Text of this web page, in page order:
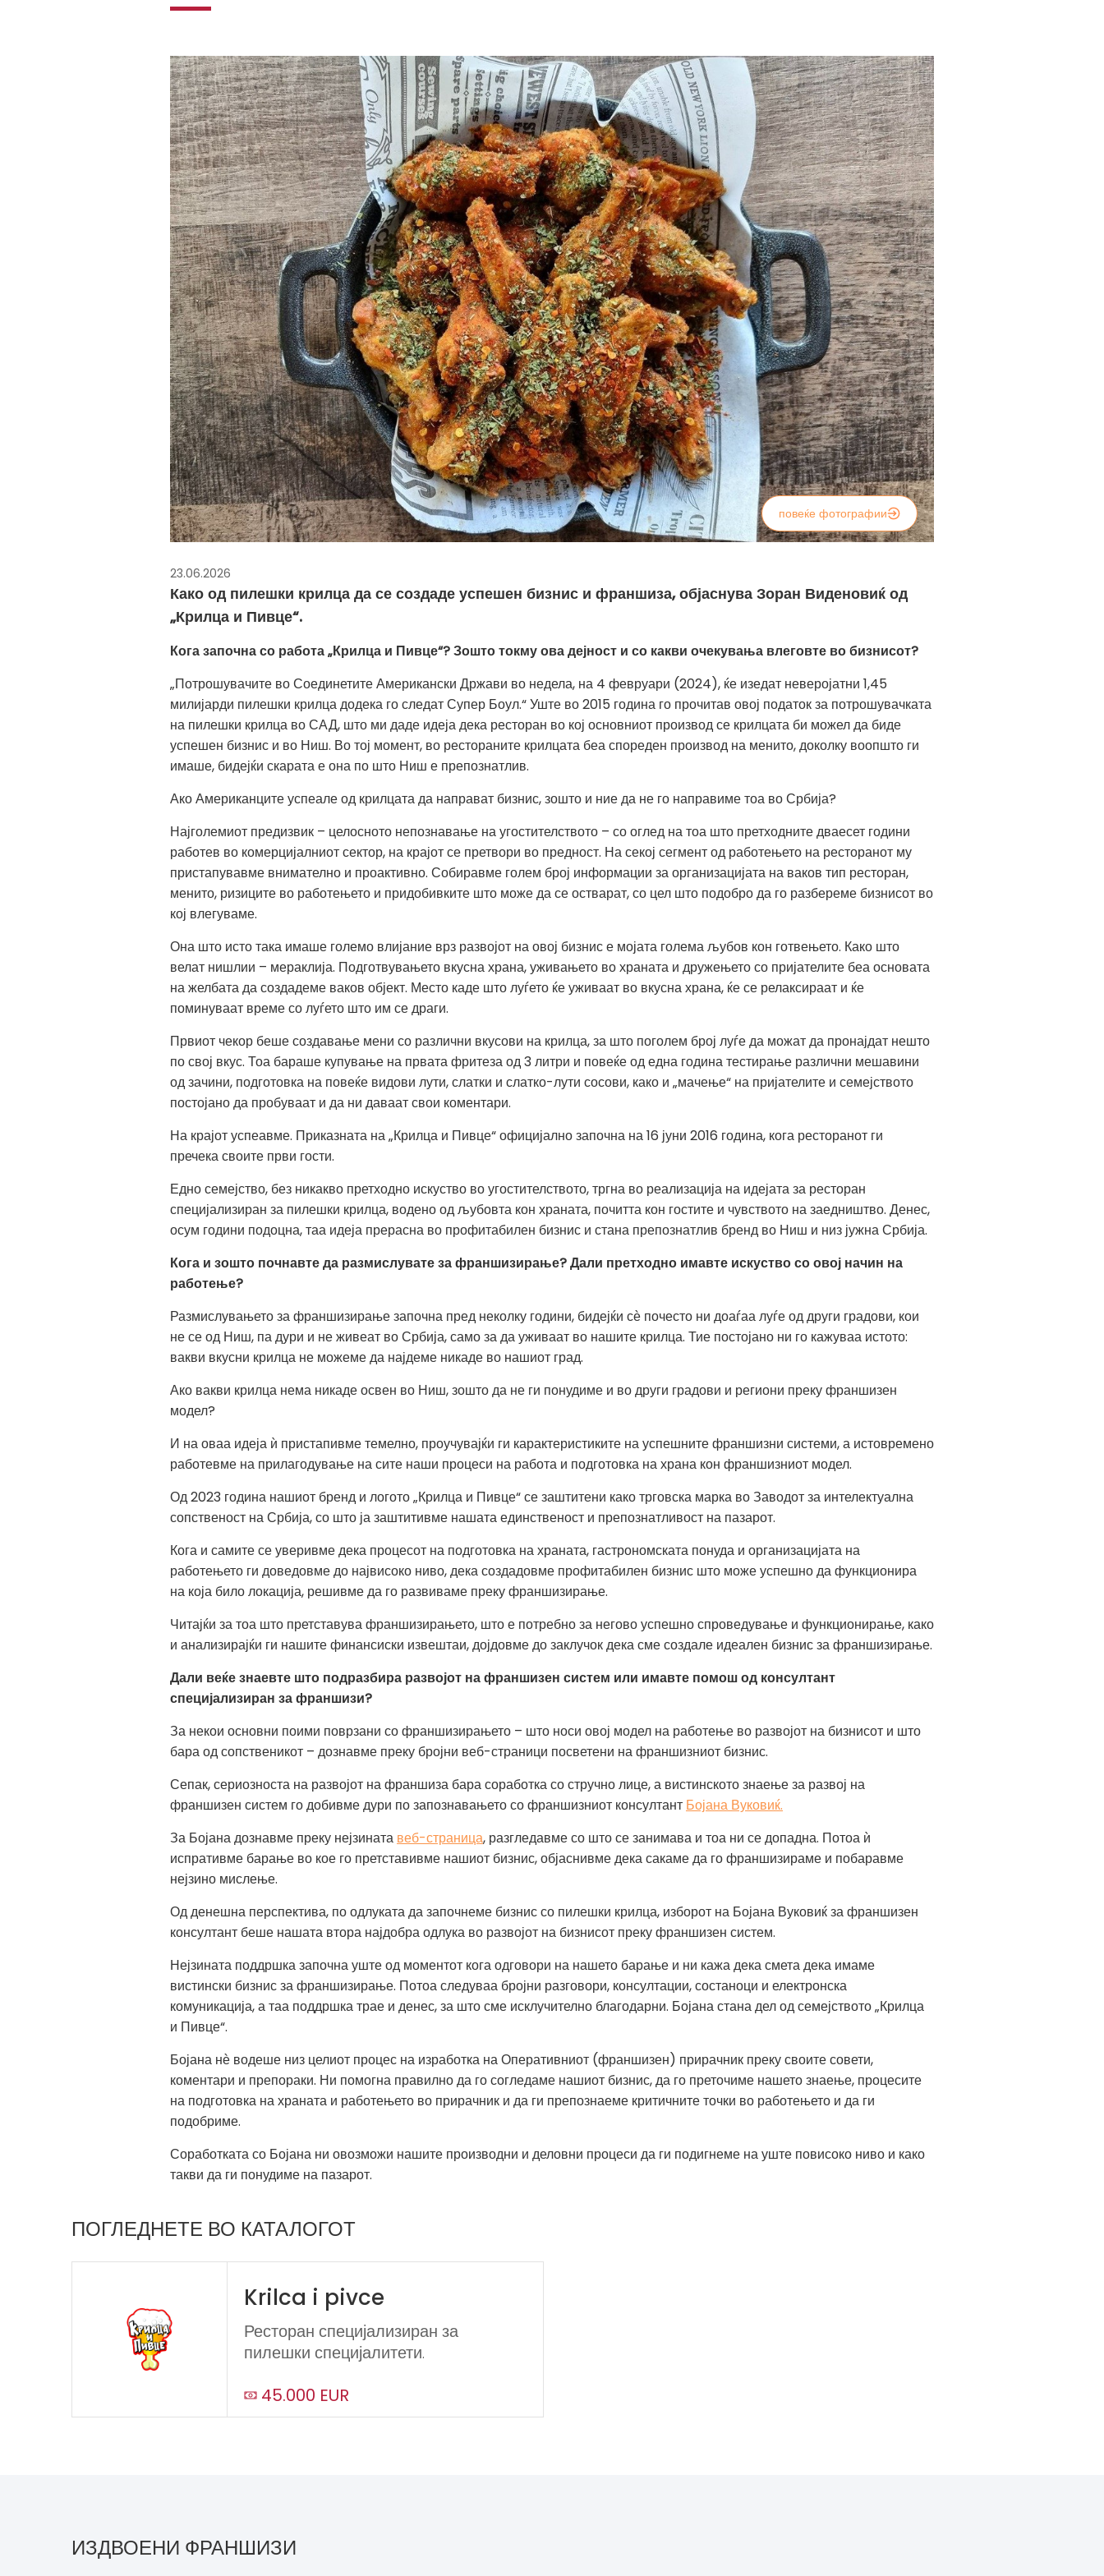
повеќе фотографии
23.06.2026
Како од пилешки крилца да се создаде успешен бизнис и франшиза, објаснува Зоран Виденовиќ од
„Крилца и Пивце“.
Кога започна со работа „Крилца и Пивце“? Зошто токму ова дејност и со какви очекувања влеговте во бизнисот?
„Потрошувачите во Соединетите Американски Држави во недела, на 4 февруари (2024), ќе изедат неверојатни 1,45
милијарди пилешки крилца додека го следат Супер Боул.“ Уште во 2015 година го прочитав овој податок за потрошувачката
на пилешки крилца во САД, што ми даде идеја дека ресторан во кој основниот производ се крилцата би можел да биде
успешен бизнис и во Ниш. Во тој момент, во рестораните крилцата беа спореден производ на менито, доколку воопшто ги
имаше, бидејќи скарата е она по што Ниш е препознатлив.
Ако Американците успеале од крилцата да направат бизнис, зошто и ние да не го направиме тоа во Србија?
Најголемиот предизвик – целосното непознавање на угостителството – со оглед на тоа што претходните дваесет години
работев во комерцијалниот сектор, на крајот се претвори во предност. На секој сегмент од работењето на ресторанот му
пристапувавме внимателно и проактивно. Собиравме голем број информации за организацијата на ваков тип ресторан,
менито, ризиците во работењето и придобивките што може да се остварат, со цел што подобро да го разбереме бизнисот во
кој влегуваме.
Она што исто така имаше големо влијание врз развојот на овој бизнис е мојата голема љубов кон готвењето. Како што
велат нишлии – мераклија. Подготвувањето вкусна храна, уживањето во храната и дружењето со пријателите беа основата
на желбата да создадеме ваков објект. Место каде што луѓето ќе уживаат во вкусна храна, ќе се релаксираат и ќе
поминуваат време со луѓето што им се драги.
Првиот чекор беше создавање мени со различни вкусови на крилца, за што поголем број луѓе да можат да пронајдат нешто
по свој вкус. Тоа бараше купување на првата фритеза од 3 литри и повеќе од една година тестирање различни мешавини
од зачини, подготовка на повеќе видови лути, слатки и слатко-лути сосови, како и „мачење“ на пријателите и семејството
постојано да пробуваат и да ни даваат свои коментари.
На крајот успеавме. Приказната на „Крилца и Пивце“ официјално започна на 16 јуни 2016 година, кога ресторанот ги
пречека своите први гости.
Едно семејство, без никакво претходно искуство во угостителството, тргна во реализација на идејата за ресторан
специјализиран за пилешки крилца, водено од љубовта кон храната, почитта кон гостите и чувството на заедништво. Денес,
осум години подоцна, таа идеја прерасна во профитабилен бизнис и стана препознатлив бренд во Ниш и низ јужна Србија.
Кога и зошто почнавте да размислувате за франшизирање? Дали претходно имавте искуство со овој начин на
работење?
Размислувањето за франшизирање започна пред неколку години, бидејќи сѐ почесто ни доаѓаа луѓе од други градови, кои
не се од Ниш, па дури и не живеат во Србија, само за да уживаат во нашите крилца. Тие постојано ни го кажуваа истото:
вакви вкусни крилца не можеме да најдеме никаде во нашиот град.
Ако вакви крилца нема никаде освен во Ниш, зошто да не ги понудиме и во други градови и региони преку франшизен
модел?
И на оваа идеја ѝ пристапивме темелно, проучувајќи ги карактеристиките на успешните франшизни системи, а истовремено
работевме на прилагодување на сите наши процеси на работа и подготовка на храна кон франшизниот модел.
Од 2023 година нашиот бренд и логото „Крилца и Пивце“ се заштитени како трговска марка во Заводот за интелектуална
сопственост на Србија, со што ја заштитивме нашата единственост и препознатливост на пазарот.
Кога и самите се уверивме дека процесот на подготовка на храната, гастрономската понуда и организацијата на
работењето ги доведовме до највисоко ниво, дека создадовме профитабилен бизнис што може успешно да функционира
на која било локација, решивме да го развиваме преку франшизирање.
Читајќи за тоа што претставува франшизирањето, што е потребно за негово успешно спроведување и функционирање, како
и анализирајќи ги нашите финансиски извештаи, дојдовме до заклучок дека сме создале идеален бизнис за франшизирање.
Дали веќе знаевте што подразбира развојот на франшизен систем или имавте помош од консултант
специјализиран за франшизи?
За некои основни поими поврзани со франшизирањето – што носи овој модел на работење во развојот на бизнисот и што
бара од сопственикот – дознавме преку бројни веб-страници посветени на франшизниот бизнис.
Сепак, сериозноста на развојот на франшиза бара соработка со стручно лице, а вистинското знаење за развој на
франшизен систем го добивме дури по запознавањето со франшизниот консултант Бојана Вуковиќ.
За Бојана дознавме преку нејзината веб-страница, разгледавме со што се занимава и тоа ни се допадна. Потоа ѝ
испративме барање во кое го претставивме нашиот бизнис, објаснивме дека сакаме да го франшизираме и побаравме
нејзино мислење.
Од денешна перспектива, по одлуката да започнеме бизнис со пилешки крилца, изборот на Бојана Вуковиќ за франшизен
консултант беше нашата втора најдобра одлука во развојот на бизнисот преку франшизен систем.
Нејзината поддршка започна уште од моментот кога одговори на нашето барање и ни кажа дека смета дека имаме
вистински бизнис за франшизирање. Потоа следуваа бројни разговори, консултации, состаноци и електронска
комуникација, а таа поддршка трае и денес, за што сме исклучително благодарни. Бојана стана дел од семејството „Крилца
и Пивце“.
Бојана нѐ водеше низ целиот процес на изработка на Оперативниот (франшизен) прирачник преку своите совети,
коментари и препораки. Ни помогна правилно да го согледаме нашиот бизнис, да го преточиме нашето знаење, процесите
на подготовка на храната и работењето во прирачник и да ги препознаеме критичните точки во работењето и да ги
подобриме.
Соработката со Бојана ни овозможи нашите производни и деловни процеси да ги подигнеме на уште повисоко ниво и како
такви да ги понудиме на пазарот.
ПОГЛЕДНЕТЕ ВО КАТАЛОГОТ
Krilca i pivce
Ресторан специјализиран за
пилешки специјалитети.
45.000 EUR
ИЗДВОЕНИ ФРАНШИЗИ